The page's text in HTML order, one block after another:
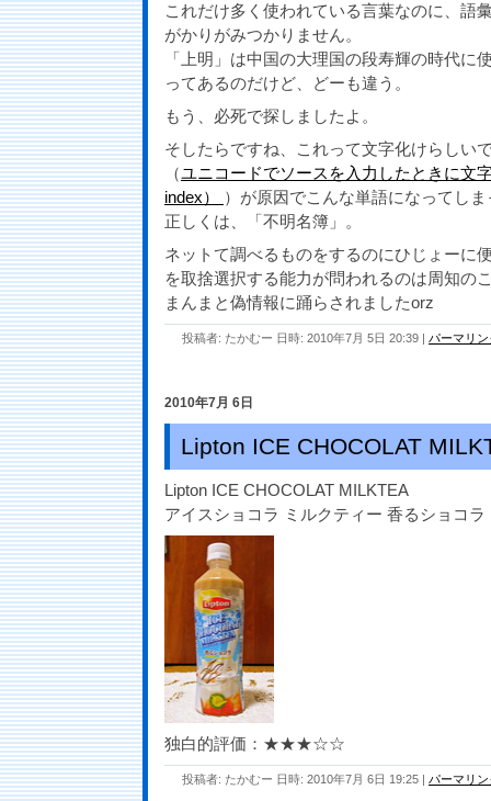
これだけ多く使われている言葉なのに、語
がかりがみつかりません。
「上明」は中国の大理国の段寿輝の時代に
ってあるのだけど、どーも違う。
もう、必死で探しましたよ。
そしたらですね、これって文字化けらしい
（ユニコードでソースを入力したときに文
index）
）が原因でこんな単語になってし
正しくは、「不明名簿」。
ネットて調べるものをするのにひじょーに
を取捨選択する能力が問われるのは周知の
まんまと偽情報に踊らされましたorz
投稿者: たかむー 日時: 2010年7月 5日 20:39 | パーマリン
2010年7月 6日
Lipton ICE CHOCOLAT
Lipton ICE CHOCOLAT MILKTEA
アイスショコラ ミルクティー 香るショコラ
独白的評価：★★★☆☆
投稿者: たかむー 日時: 2010年7月 6日 19:25 | パーマリン